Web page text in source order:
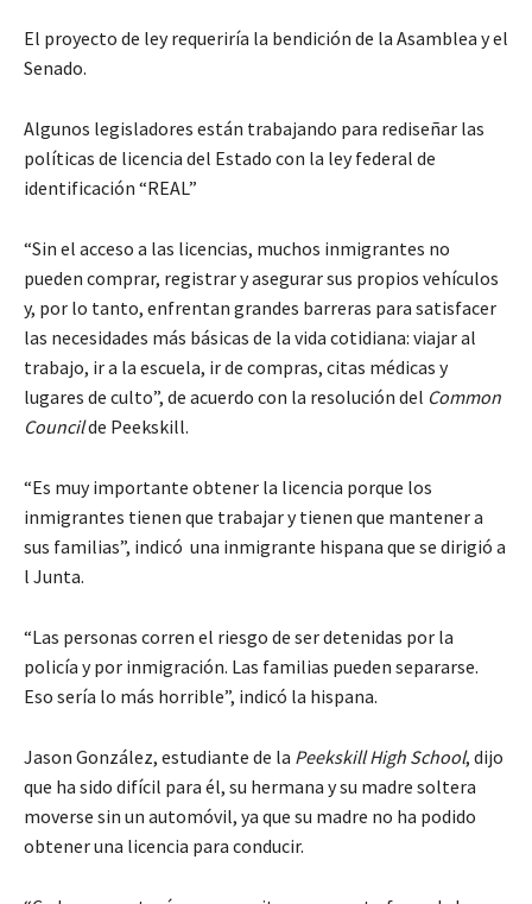
El proyecto de ley requeriría la bendición de la Asamblea y el
Senado.
Algunos legisladores están trabajando para rediseñar las
políticas de licencia del Estado con la ley federal de
identificación “REAL”
“Sin el acceso a las licencias, muchos inmigrantes no
pueden comprar, registrar y asegurar sus propios vehículos
y, por lo tanto, enfrentan grandes barreras para satisfacer
las necesidades más básicas de la vida cotidiana: viajar al
trabajo, ir a la escuela, ir de compras, citas médicas y
lugares de culto”, de acuerdo con la resolución del Common
Councilde Peekskill.
“Es muy importante obtener la licencia porque los
inmigrantes tienen que trabajar y tienen que mantener a
sus familias”, indicó una inmigrante hispana que se dirigió a
l Junta.
“Las personas corren el riesgo de ser detenidas por la
policía y por inmigración. Las familias pueden separarse.
Eso sería lo más horrible”, indicó la hispana.
Jason González, estudiante de la Peekskill High School, dijo
que ha sido difícil para él, su hermana y su madre soltera
moverse sin un automóvil, ya que su madre no ha podido
obtener una licencia para conducir.